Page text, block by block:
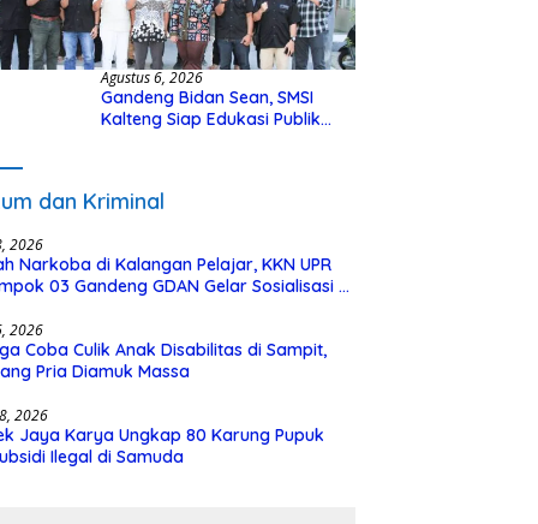
Agustus 6, 2026
Gandeng Bidan Sean, SMSI
Kalteng Siap Edukasi Publik
dan Kriminal
2026
Narkoba di Kalangan Pelajar, KKN UPR
03 Gandeng GDAN Gelar Sosialisasi di
2026
Coba Culik Anak Disabilitas di Sampit,
Pria Diamuk Massa
2026
Jaya Karya Ungkap 80 Karung Pupuk
Ilegal di Samuda